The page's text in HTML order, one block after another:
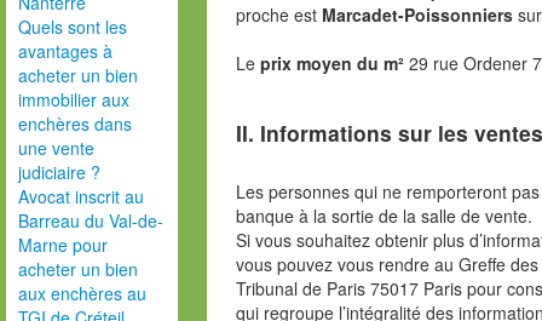
Quels sont les
avantages à
acheter un bien
immobilier aux
enchères dans
une vente
judiciaire ?
Avocat inscrit au
Barreau du Val-de-
Marne pour
acheter un bien
aux enchères au
proche est Marcadet-Poissonniers
Le prix moyen du m² 29 rue Ordener
II. Informations sur les
Les personnes qui ne remporteront
banque à la sortie de la salle de vente.
Si vous souhaitez obtenir plus
vous pouvez vous rendre au Greffe
Tribunal de Paris 75017 Paris pour
qui regroupe l’intégralité des